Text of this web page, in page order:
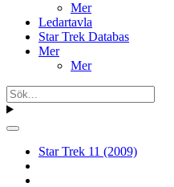
Mer
Ledartavla
Star Trek Databas
Mer
Mer
Star Trek 11 (2009)